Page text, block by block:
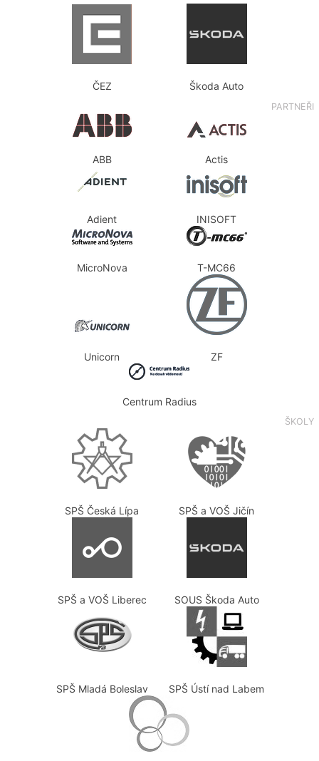
ČEZ Škoda Auto
PARTNEŘI
ABB Actis
Adient INISOFT
MicroNova T-MC66
Unicorn ZF
Centrum Radius
ŠKOLY
SPŠ Česká Lípa SPŠ a VOŠ Jičín
SPŠ a VOŠ Liberec SOUS Škoda Auto
SPŠ Mladá Boleslav SPŠ Ústí nad Labem